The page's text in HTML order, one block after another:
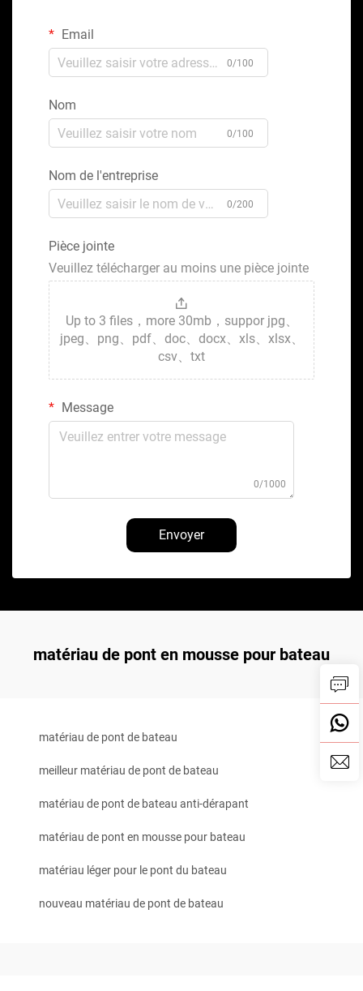
Email
0/100
Nom
0/100
Nom de l'entreprise
0/200
Pièce jointe
Veuillez télécharger au moins une pièce jointe
Up to 3 files，more 30mb，suppor jpg、
jpeg、png、pdf、doc、docx、xls、xlsx、
csv、txt
Message
0/1000
Envoyer
matériau de pont en mousse pour bateau
matériau de pont de bateau
meilleur matériau de pont de bateau
matériau de pont de bateau anti-dérapant
matériau de pont en mousse pour bateau
matériau léger pour le pont du bateau
nouveau matériau de pont de bateau